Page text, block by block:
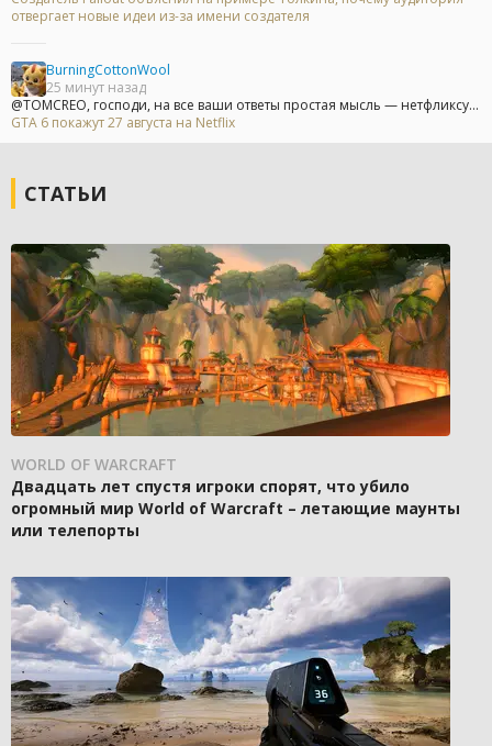
отвергает новые идеи из-за имени создателя
BurningCottonWool
25 минут назад
@TOMCREO, господи, на все ваши ответы простая мысль — нетфликсу...
GTA 6 покажут 27 августа на Netflix
СТАТЬИ
WORLD OF WARCRAFT
Двадцать лет спустя игроки спорят, что убило
огромный мир World of Warcraft – летающие маунты
или телепорты